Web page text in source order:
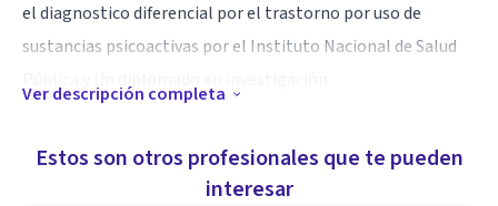
el diagnostico diferencial por el trastorno por uso de
sustancias psicoactivas por el Instituto Nacional de Salud
cursando la maestría en psicología de la salud en la
Universidad Autónoma de Baja California.
Ver descripción completa
Estos son otros profesionales que te pueden
interesar